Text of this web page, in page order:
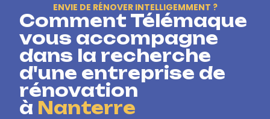
ENVIE DE RÉNOVER INTELLIGEMMENT ?
Comment Télémaque
vous accompagne
dans la recherche
d'une entreprise de
rénovation
à Nanterre